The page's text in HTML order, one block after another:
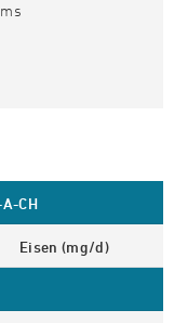
CH
Eisen (mg/d)